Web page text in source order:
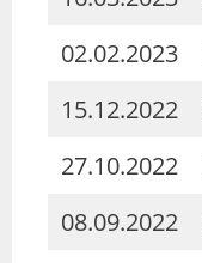
02.02.2023
15.12.2022
27.10.2022
08.09.2022